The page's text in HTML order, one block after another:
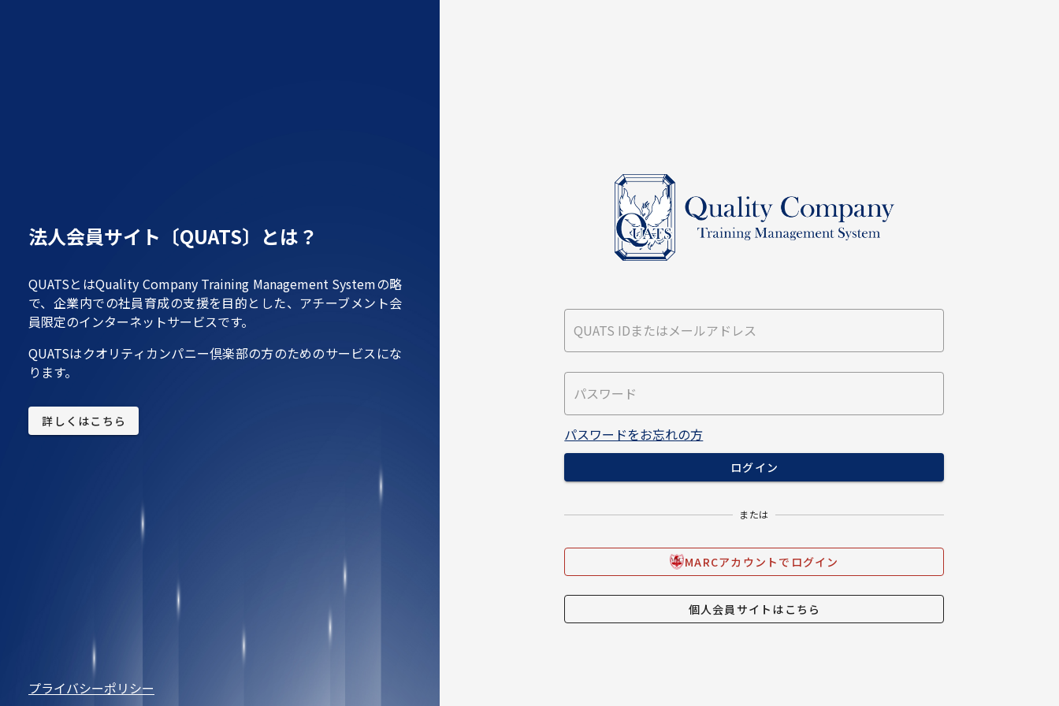
法人会員サイト〔QUATS〕とは？
QUATSとはQuality Company Training Management Systemの略
で、企業内での社員育成の支援を目的とした、アチーブメント会
員限定のインターネットサービスです。
QUATSはクオリティカンパニー倶楽部の方のためのサービスにな
ります。
詳しくはこちら
プライバシーポリシー
パスワードをお忘れの方
ログイン
または
MARCアカウントでログイン
個人会員サイトはこちら